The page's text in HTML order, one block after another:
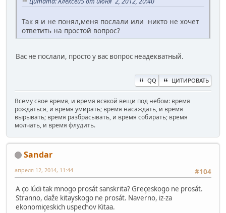
Так я и не понял,меня послали или никто не хочет
ответить на простой вопрос?
Вас не послали, просто у вас вопрос неадекватный.
QQ ЦИТИРОВАТЬ
Всему свое время, и время всякой вещи под небом: время
рождаться, и время умирать; время насаждать, и время
вырывать; время разбрасывать, и время собирать; время
молчать, и время флудить.
Sandar
#104
апреля 12, 2014, 11:44
A ço lúdi tak mnogo prosát sanskrita? Greçeskogo ne prosát.
Stranno, daže kitayskogo ne prosát. Naverno, iz-za
ekonomiçeskich uspechov Kitaa.